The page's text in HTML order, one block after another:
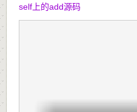
self上的add源码